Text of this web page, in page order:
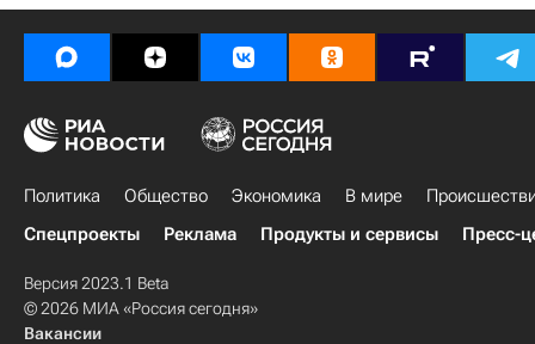
Политика Общество Экономика В мире
Спецпроекты
Реклама Продукты и сервисы Пресс-
Версия 2023.1 Beta
© 2026 МИА «Россия сегодня»
Вакансии